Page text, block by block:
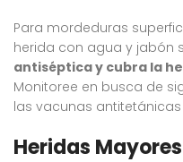
Para mordeduras
herida con agua y jabón
antiséptica y cubra la
Monitoree en busca de
las vacunas
Heridas